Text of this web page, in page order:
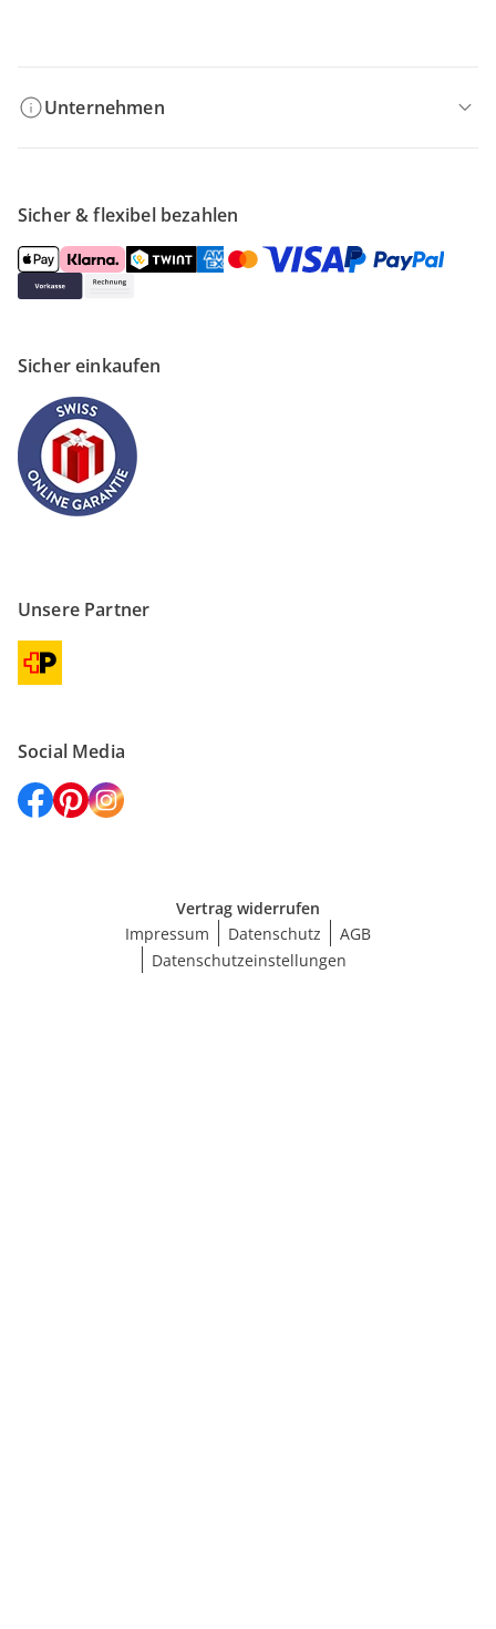
Unternehmen
Sicher & flexibel bezahlen
Sicher einkaufen
Unsere Partner
Social Media
Vertrag widerrufen
Impressum
Datenschutz
AGB
Datenschutzeinstellungen